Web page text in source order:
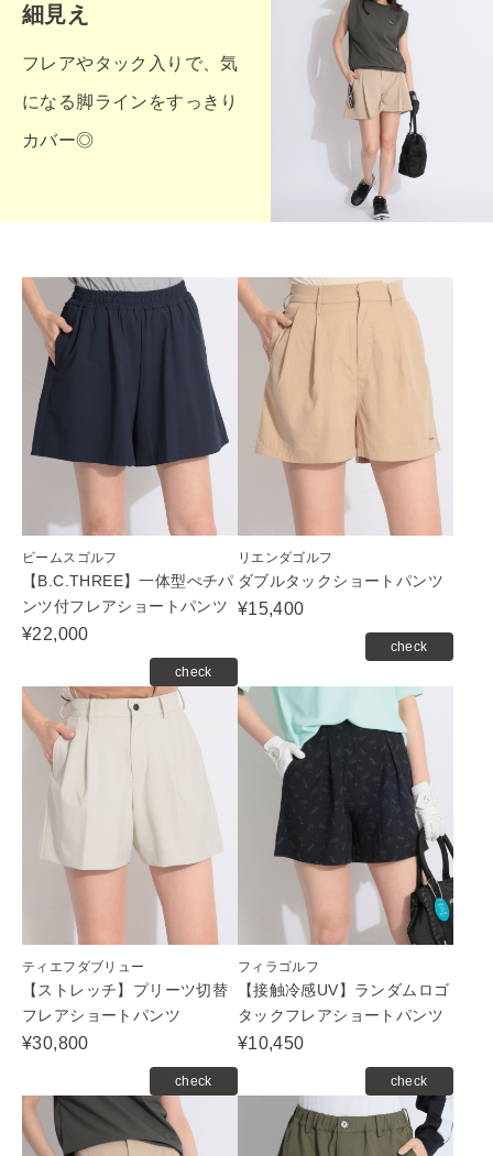
細見え
フレアやタック入りで、気
になる脚ラインをすっきり
カバー◎
ビームスゴルフ
【B.C.THREE】一体型ぺチパ
ンツ付フレアショートパンツ
¥22,000
check
リエンダゴルフ
ダブルタックショートパンツ
¥15,400
check
ティエフダブリュー
【ストレッチ】プリーツ切替
フレアショートパンツ
¥30,800
check
フィラゴルフ
【接触冷感UV】ランダムロゴ
タックフレアショートパンツ
¥10,450
check